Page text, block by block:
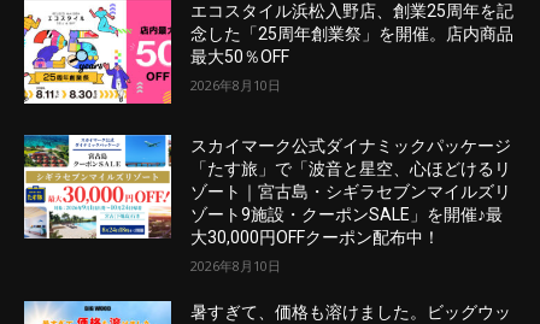
エコスタイル浜松入野店、創業25周年を記
念した「25周年創業祭」を開催。店内商品
最大50％OFF
2026年8月10日
スカイマーク公式ダイナミックパッケージ
「たす旅」で「波音と星空、心ほどけるリ
ゾート｜宮古島・シギラセブンマイルズリ
ゾート9施設・クーポンSALE」を開催♪最
大30,000円OFFクーポン配布中！
2026年8月10日
暑すぎて、価格も溶けました。ビッグウッ